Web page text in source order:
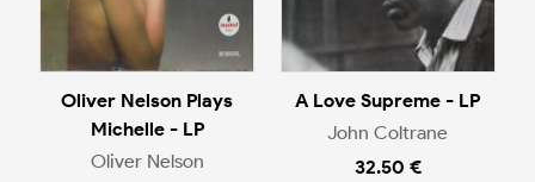
Oliver Nelson Plays
Michelle - LP
Oliver Nelson
A Love Supreme - LP
John Coltrane
32.50 €